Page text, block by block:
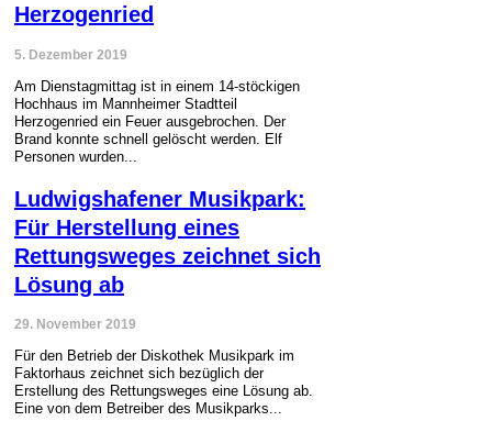
Herzogenried
5. Dezember 2019
Am Dienstagmittag ist in einem 14-stöckigen
Hochhaus im Mannheimer Stadtteil
Herzogenried ein Feuer ausgebrochen. Der
Brand konnte schnell gelöscht werden. Elf
Personen wurden...
Ludwigshafener Musikpark:
Für Herstellung eines
Rettungsweges zeichnet sich
Lösung ab
29. November 2019
Für den Betrieb der Diskothek Musikpark im
Faktorhaus zeichnet sich bezüglich der
Erstellung des Rettungsweges eine Lösung ab.
Eine von dem Betreiber des Musikparks...